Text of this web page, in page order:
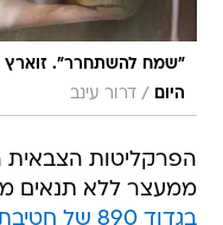
"שמח להשתחרר". זוארץ
היום
/ דרור עינב
הפרקליטות הצבאית
ממעצר ללא תנאים
בגדוד 890